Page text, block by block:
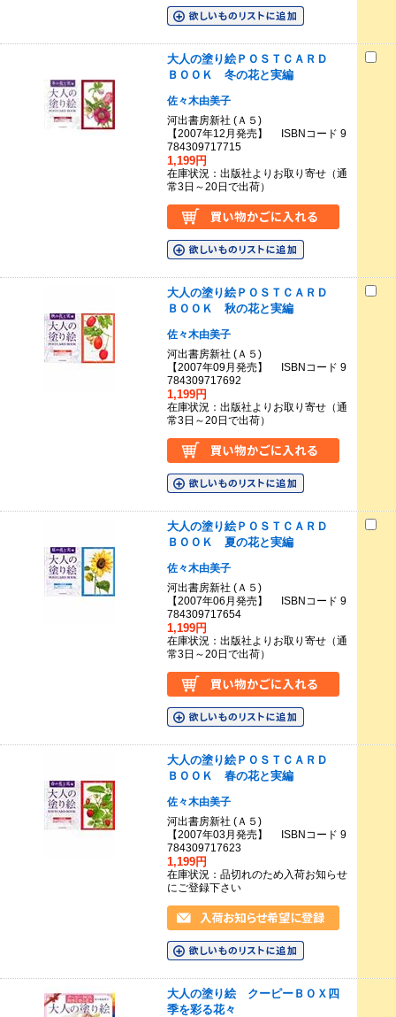
大人の塗り絵ＰＯＳＴＣＡＲＤ
ＢＯＯＫ 冬の花と実編
佐々木由美子
河出書房新社 (Ａ５)
【2007年12月発売】 ISBNコード 9
784309717715
1,199円
在庫状況：出版社よりお取り寄せ（通
常3日～20日で出荷）
大人の塗り絵ＰＯＳＴＣＡＲＤ
ＢＯＯＫ 秋の花と実編
佐々木由美子
河出書房新社 (Ａ５)
【2007年09月発売】 ISBNコード 9
784309717692
1,199円
在庫状況：出版社よりお取り寄せ（通
常3日～20日で出荷）
大人の塗り絵ＰＯＳＴＣＡＲＤ
ＢＯＯＫ 夏の花と実編
佐々木由美子
河出書房新社 (Ａ５)
【2007年06月発売】 ISBNコード 9
784309717654
1,199円
在庫状況：出版社よりお取り寄せ（通
常3日～20日で出荷）
大人の塗り絵ＰＯＳＴＣＡＲＤ
ＢＯＯＫ 春の花と実編
佐々木由美子
河出書房新社 (Ａ５)
【2007年03月発売】 ISBNコード 9
784309717623
1,199円
在庫状況：品切れのため入荷お知らせ
にご登録下さい
大人の塗り絵 クーピーＢＯＸ四
季を彩る花々